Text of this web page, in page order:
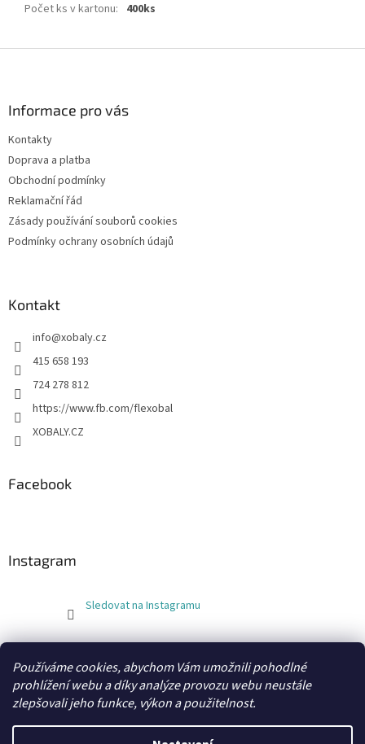
Používáme cookies, abychom Vám umožnili pohodlné
prohlížení webu a díky analýze provozu webu neustále
zlepšovali jeho funkce, výkon a použitelnost.
Počet ks v kartonu: 400ks
Informace pro vás
Kontakty
Doprava a platba
Obchodní podmínky
Reklamační řád
Zásady používání souborů cookies
Podmínky ochrany osobních údajů
Kontakt
info@xobaly.cz
415 658 193
724 278 812
https://www.fb.com/flexobal
XOBALY.CZ
Facebook
Instagram
Sledovat na Instagramu